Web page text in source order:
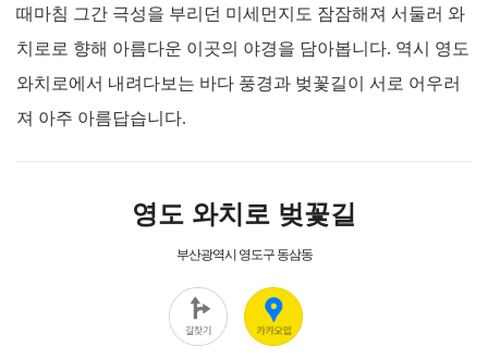
때마침 그간 극성을 부리던 미세먼지도 잠잠해져 서둘러 와
치로로 향해 아름다운 이곳의 야경을 담아봅니다. 역시 영도
와치로에서 내려다보는 바다 풍경과 벚꽃길이 서로 어우러
져 아주 아름답습니다.